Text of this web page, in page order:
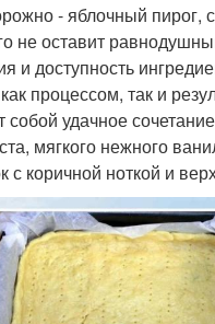
- яблочный пирог,
не оставит
и доступность
процессом, так и
собой удачное
мягкого нежного
с коричной ноткой и